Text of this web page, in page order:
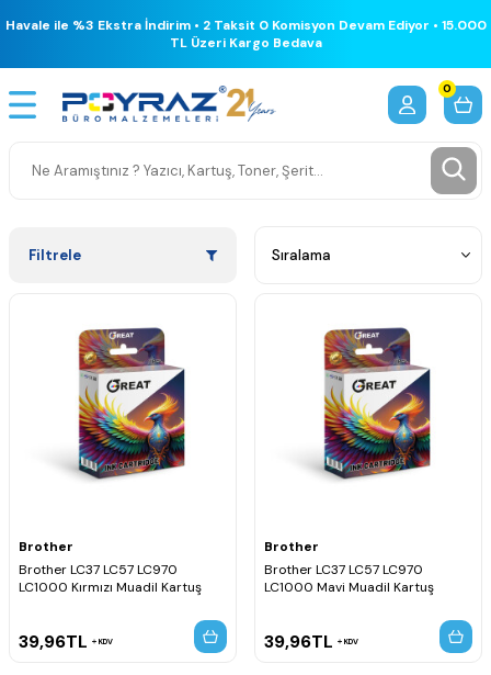
Havale ile %3 Ekstra İndirim • 2 Taksit 0 Komisyon Devam Ediyor • 15.000
TL Üzeri Kargo Bedava
0
Filtrele
Brother
Brother LC37 LC57 LC970
LC1000 Kırmızı Muadil Kartuş
39,96TL KDV
Brother
Brother LC37 LC57 LC970
LC1000 Mavi Muadil Kartuş
39,96TL KDV